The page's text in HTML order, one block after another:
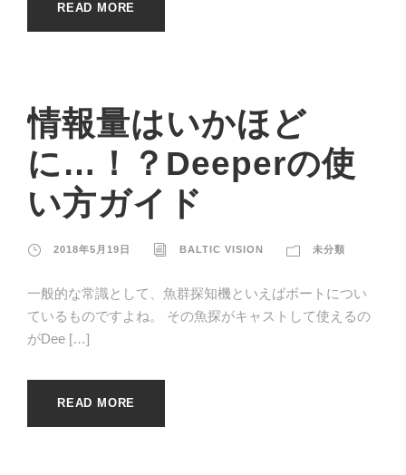
READ MORE
情報量はいかほど
に…！？Deeperの使
い方ガイド
2018年5月19日 BALTIC VISION 未分類
一般的な常識として、魚群探知機といえばボートについ
ているものですよね。 その魚探がキャストして使えるの
がDee […]
READ MORE